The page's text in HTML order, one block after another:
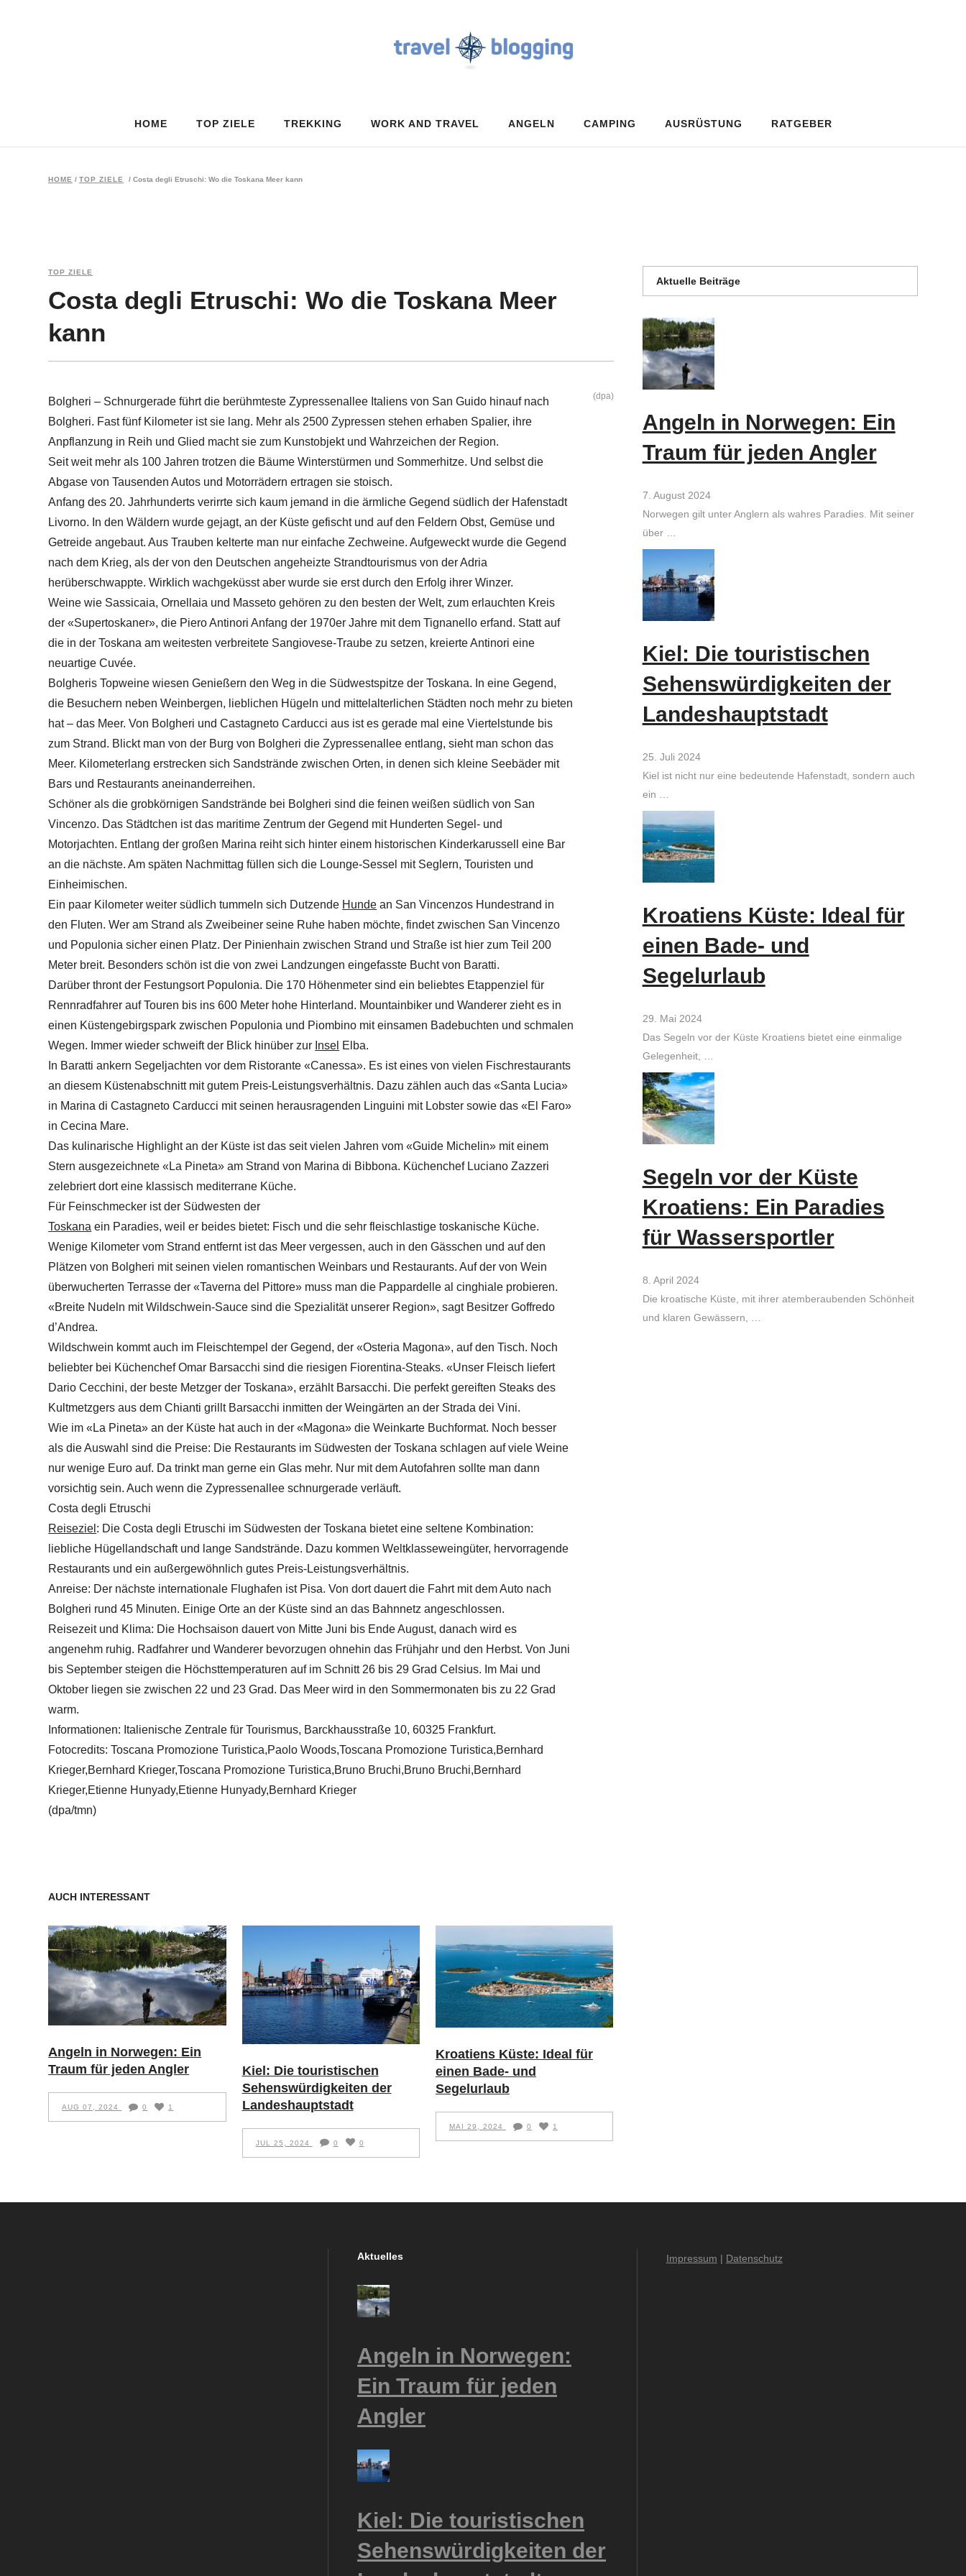
HOME TOP ZIELE TREKKING WORK AND TRAVEL ANGELN CAMPING AUSRÜSTUNG RATGEBER
HOME / TOP ZIELE / Costa degli Etruschi: Wo die Toskana Meer kann
TOP ZIELE
Costa degli Etruschi: Wo die Toskana Meer
kann
Bolgheri – Schnurgerade führt die berühmteste Zypressenallee Italiens von San Guido hinauf nach
Bolgheri. Fast fünf Kilometer ist sie lang. Mehr als 2500 Zypressen stehen erhaben Spalier, ihre
Anpflanzung in Reih und Glied macht sie zum Kunstobjekt und Wahrzeichen der Region.
Seit weit mehr als 100 Jahren trotzen die Bäume Winterstürmen und Sommerhitze. Und selbst die
Abgase von Tausenden Autos und Motorrädern ertragen sie stoisch.
Anfang des 20. Jahrhunderts verirrte sich kaum jemand in die ärmliche Gegend südlich der Hafenstadt
Livorno. In den Wäldern wurde gejagt, an der Küste gefischt und auf den Feldern Obst, Gemüse und
Getreide angebaut. Aus Trauben kelterte man nur einfache Zechweine. Aufgeweckt wurde die Gegend
nach dem Krieg, als der von den Deutschen angeheizte Strandtourismus von der Adria
herüberschwappte. Wirklich wachgeküsst aber wurde sie erst durch den Erfolg ihrer Winzer.
Weine wie Sassicaia, Ornellaia und Masseto gehören zu den besten der Welt, zum erlauchten Kreis
der «Supertoskaner», die Piero Antinori Anfang der 1970er Jahre mit dem Tignanello erfand. Statt auf
die in der Toskana am weitesten verbreitete Sangiovese-Traube zu setzen, kreierte Antinori eine
neuartige Cuvée.
Bolgheris Topweine wiesen Genießern den Weg in die Südwestspitze der Toskana. In eine Gegend,
die Besuchern neben Weinbergen, lieblichen Hügeln und mittelalterlichen Städten noch mehr zu bieten
hat – das Meer. Von Bolgheri und Castagneto Carducci aus ist es gerade mal eine Viertelstunde bis
zum Strand. Blickt man von der Burg von Bolgheri die Zypressenallee entlang, sieht man schon das
Meer. Kilometerlang erstrecken sich Sandstrände zwischen Orten, in denen sich kleine Seebäder mit
Bars und Restaurants aneinanderreihen.
Schöner als die grobkörnigen Sandstrände bei Bolgheri sind die feinen weißen südlich von San
Vincenzo. Das Städtchen ist das maritime Zentrum der Gegend mit Hunderten Segel- und
Motorjachten. Entlang der großen Marina reiht sich hinter einem historischen Kinderkarussell eine Bar
an die nächste. Am späten Nachmittag füllen sich die Lounge-Sessel mit Seglern, Touristen und
Einheimischen.
Ein paar Kilometer weiter südlich tummeln sich Dutzende Hunde an San Vincenzos Hundestrand in
den Fluten. Wer am Strand als Zweibeiner seine Ruhe haben möchte, findet zwischen San Vincenzo
und Populonia sicher einen Platz. Der Pinienhain zwischen Strand und Straße ist hier zum Teil 200
Meter breit. Besonders schön ist die von zwei Landzungen eingefasste Bucht von Baratti.
Darüber thront der Festungsort Populonia. Die 170 Höhenmeter sind ein beliebtes Etappenziel für
Rennradfahrer auf Touren bis ins 600 Meter hohe Hinterland. Mountainbiker und Wanderer zieht es in
einen Küstengebirgspark zwischen Populonia und Piombino mit einsamen Badebuchten und schmalen
Wegen. Immer wieder schweift der Blick hinüber zur Insel Elba.
In Baratti ankern Segeljachten vor dem Ristorante «Canessa». Es ist eines von vielen Fischrestaurants
an diesem Küstenabschnitt mit gutem Preis-Leistungsverhältnis. Dazu zählen auch das «Santa Lucia»
in Marina di Castagneto Carducci mit seinen herausragenden Linguini mit Lobster sowie das «El Faro»
in Cecina Mare.
Das kulinarische Highlight an der Küste ist das seit vielen Jahren vom «Guide Michelin» mit einem
Stern ausgezeichnete «La Pineta» am Strand von Marina di Bibbona. Küchenchef Luciano Zazzeri
zelebriert dort eine klassisch mediterrane Küche.
Für Feinschmecker ist der Südwesten der
Toskana ein Paradies, weil er beides bietet: Fisch und die sehr fleischlastige toskanische Küche.
Wenige Kilometer vom Strand entfernt ist das Meer vergessen, auch in den Gässchen und auf den
Plätzen von Bolgheri mit seinen vielen romantischen Weinbars und Restaurants. Auf der von Wein
überwucherten Terrasse der «Taverna del Pittore» muss man die Pappardelle al cinghiale probieren.
«Breite Nudeln mit Wildschwein-Sauce sind die Spezialität unserer Region», sagt Besitzer Goffredo
d’Andrea.
Wildschwein kommt auch im Fleischtempel der Gegend, der «Osteria Magona», auf den Tisch. Noch
beliebter bei Küchenchef Omar Barsacchi sind die riesigen Fiorentina-Steaks. «Unser Fleisch liefert
Dario Cecchini, der beste Metzger der Toskana», erzählt Barsacchi. Die perfekt gereiften Steaks des
Kultmetzgers aus dem Chianti grillt Barsacchi inmitten der Weingärten an der Strada dei Vini.
Wie im «La Pineta» an der Küste hat auch in der «Magona» die Weinkarte Buchformat. Noch besser
als die Auswahl sind die Preise: Die Restaurants im Südwesten der Toskana schlagen auf viele Weine
nur wenige Euro auf. Da trinkt man gerne ein Glas mehr. Nur mit dem Autofahren sollte man dann
vorsichtig sein. Auch wenn die Zypressenallee schnurgerade verläuft.
Costa degli Etruschi
Reiseziel : Die Costa degli Etruschi im Südwesten der Toskana bietet eine seltene Kombination:
liebliche Hügellandschaft und lange Sandstrände. Dazu kommen Weltklasseweingüter, hervorragende
Restaurants und ein außergewöhnlich gutes Preis-Leistungsverhältnis.
Anreise: Der nächste internationale Flughafen ist Pisa. Von dort dauert die Fahrt mit dem Auto nach
Bolgheri rund 45 Minuten. Einige Orte an der Küste sind an das Bahnnetz angeschlossen.
Reisezeit und Klima: Die Hochsaison dauert von Mitte Juni bis Ende August, danach wird es
angenehm ruhig. Radfahrer und Wanderer bevorzugen ohnehin das Frühjahr und den Herbst. Von Juni
bis September steigen die Höchsttemperaturen auf im Schnitt 26 bis 29 Grad Celsius. Im Mai und
Oktober liegen sie zwischen 22 und 23 Grad. Das Meer wird in den Sommermonaten bis zu 22 Grad
warm.
Informationen: Italienische Zentrale für Tourismus, Barckhausstraße 10, 60325 Frankfurt.
Fotocredits: Toscana Promozione Turistica,Paolo Woods,Toscana Promozione Turistica,Bernhard
Krieger,Bernhard Krieger,Toscana Promozione Turistica,Bruno Bruchi,Bruno Bruchi,Bernhard
Krieger,Etienne Hunyady,Etienne Hunyady,Bernhard Krieger
(dpa/tmn)
(dpa)
AUCH INTERESSANT
Angeln in Norwegen: Ein
Traum für jeden Angler
AUG 07, 2024 0 1
Kiel: Die touristischen
Sehenswürdigkeiten der
Landeshauptstadt
JUL 25, 2024 0 0
Kroatiens Küste: Ideal für
einen Bade- und
Segelurlaub
MAI 29, 2024 0 1
Aktuelle Beiträge
Angeln in Norwegen: Ein
Traum für jeden Angler
7. August 2024
Norwegen gilt unter Anglern als wahres Paradies. Mit seiner
über …
Kiel: Die touristischen
Sehenswürdigkeiten der
Landeshauptstadt
25. Juli 2024
Kiel ist nicht nur eine bedeutende Hafenstadt, sondern auch
ein …
Kroatiens Küste: Ideal für
einen Bade- und
Segelurlaub
29. Mai 2024
Das Segeln vor der Küste Kroatiens bietet eine einmalige
Gelegenheit, …
Segeln vor der Küste
Kroatiens: Ein Paradies
für Wassersportler
8. April 2024
Die kroatische Küste, mit ihrer atemberaubenden Schönheit
und klaren Gewässern, …
Aktuelles
Angeln in Norwegen:
Ein Traum für jeden
Angler
Kiel: Die touristischen
Sehenswürdigkeiten der
Impressum | Datenschutz